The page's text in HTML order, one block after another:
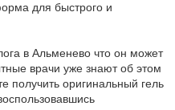
для быстрого и
в Альменево что он может
врачи уже знают об этом
получить оригинальный гель